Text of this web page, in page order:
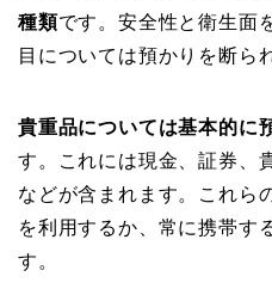
種類です。安全性と衛生面
目については預かりを断ら
貴重品については基本的に
す。これには現金、証券、
などが含まれます。これら
を利用するか、常に携帯す
す。